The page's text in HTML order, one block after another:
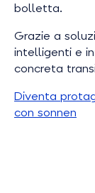
bolletta.
Grazie a
intelligenti e
concreta
Diventa
con sonnen